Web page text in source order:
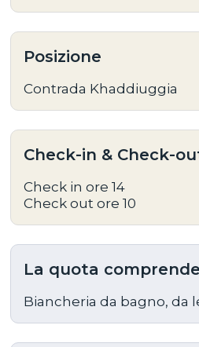
Posizione
Contrada Khaddiuggia
Check-in & Check-
Check in ore 14
Check out ore 10
La quota comprende
Biancheria da bagno, da